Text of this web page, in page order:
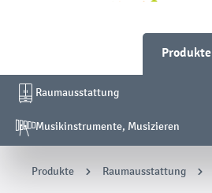
Produkte
Raumausstattung
Musikinstrumente, Musizieren
Produkte Raumausstattung